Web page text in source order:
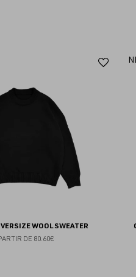
WOOL SWEATER
DE 80.60€